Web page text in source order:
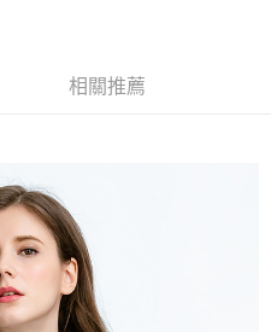
付款」的支付方式。 讓您購物簡單
」後，將跳轉至「AFTEE先享後付」
即可完成結帳。
知簡訊。
此簡訊中的連結，可透過四大超商／
方視為交易完成。
免運費
運費
相關推薦